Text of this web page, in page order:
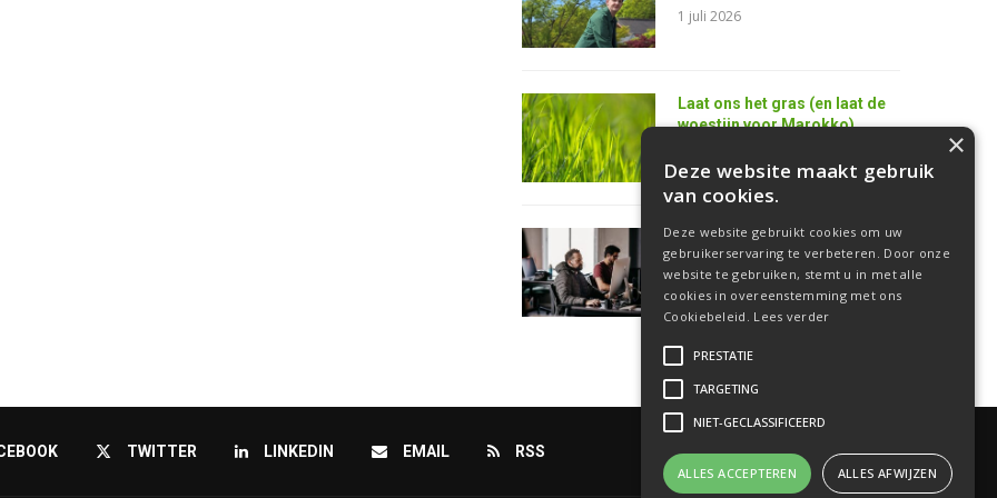
1 juli 2026
Laat ons het gras (en laat de
woestijn voor Marokko)
AI is de superkracht van de
toekomstige
softwareontwikkelaar
18 juni 2026
TWITTER LINKEDIN EMAIL RSS
×
Deze website maakt gebruik
van cookies.
Deze website gebruikt cookies om uw
gebruikerservaring te verbeteren. Door onze
website te gebruiken, stemt u in met alle
cookies in overeenstemming met ons
Cookiebeleid. Lees verder
PRESTATIE
TARGETING
NIET-GECLASSIFICEERD
ALLES ACCEPTEREN ALLES AFWIJZEN